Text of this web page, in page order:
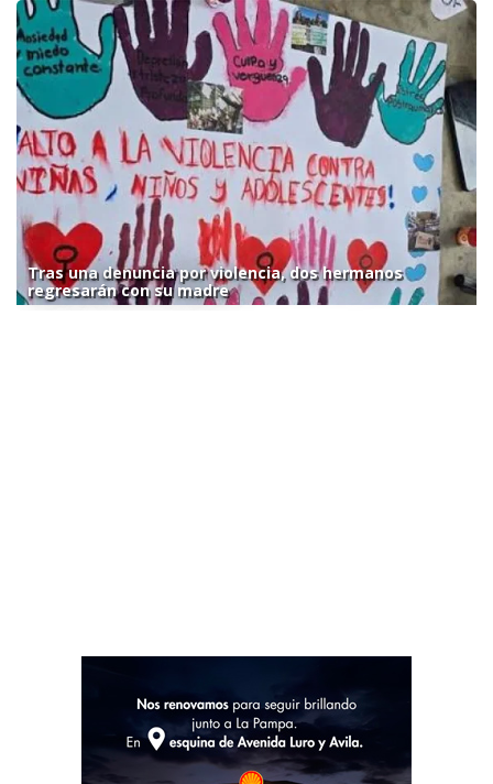
Tras una denuncia por violencia, dos hermanos
regresarán con su madre